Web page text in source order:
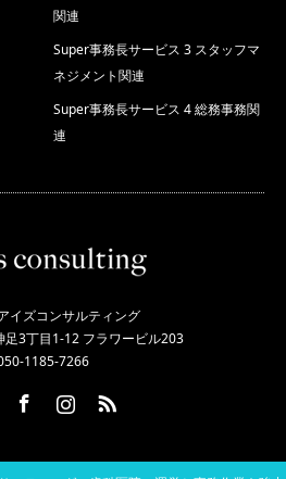
関連
Super事務長サービス 3 スタッフマ
ネジメント関連
Super事務長サービス 4 総務事務関
連
イズコンサルティング
足3丁目1-12 フラワービル203
1185-7266